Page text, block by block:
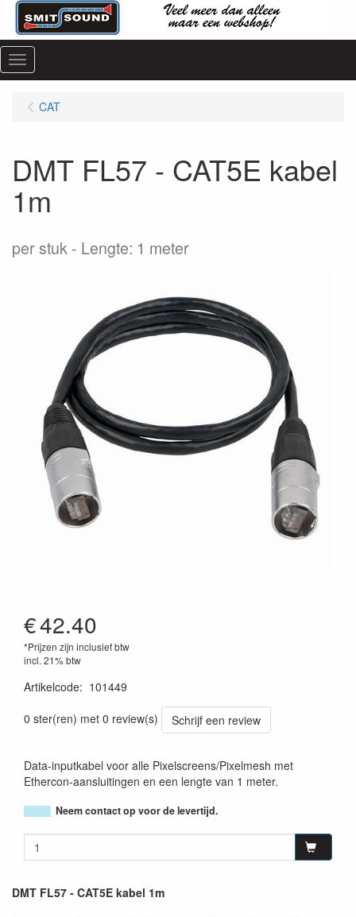
Menu
CAT
DMT FL57 - CAT5E kabel
1m
per stuk Lengte: 1 meter
€42.40
*Prijzen zijn inclusief btw
incl. 21% btw
Artikelcode: 101449
0 ster(ren) met 0 review(s)
Schrijf een review
Data-inputkabel voor alle Pixelscreens/Pixelmesh met
Ethercon-aansluitingen en een lengte van 1 meter.
Neem contact op voor de levertijd.
DMT FL57 - CAT5E kabel 1m